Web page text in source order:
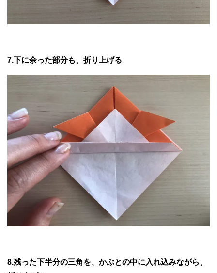
7.下に余った部分も、折り上げる
8.残った下半分の三角を、かぶとの中に入れ込みながら、